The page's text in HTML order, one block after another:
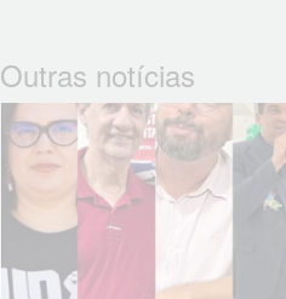
Outras notícias